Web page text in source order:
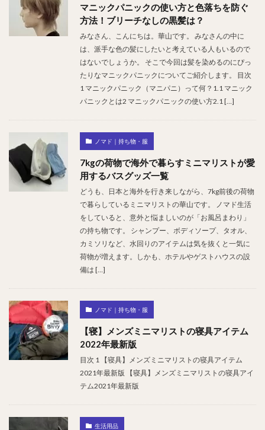
マニックパニックの使い方と色落ちを防ぐ
方法！ブリーチなしの黒髪は？
みなさん、こんにちは。華山です。 みなさんの中に
は、派手な色の髪にしたいと考えている人もいるので
はないでしょうか。 そこで今回は髪を染めるのにぴっ
たりなマニックパニックについてご紹介します。 目次
1 マニックパニック（マニパニ）って何？1.1 マニック
パニックとは2 マニックパニックの使い方2.1 […]
ノマド｜持ち物・服
7kgの荷物で海外で暮らすミニマリストが愛
用するバスグッズ一覧
どうも、日本と海外を行き来しながら、7kg前後の荷物
で暮らしているミニマリストの華山です。 ノマド生活
をしていると、意外と悩ましいのが「お風呂まわり」
の持ち物です。 シャンプー、ボディソープ、タオル、
カミソリなど、水回りのアイテムは気を抜くと一気に
荷物が増えます。しかも、ホテルやゲストハウスの設
備は […]
ノマド｜持ち物・服
【寝】メンズミニマリストの寝具アイテム
2022年最新版
目次 1 【寝具】メンズミニマリストの寝具アイテム
2021年最新版 【寝具】メンズミニマリストの寝具アイ
テム2021年最新版
生活用品